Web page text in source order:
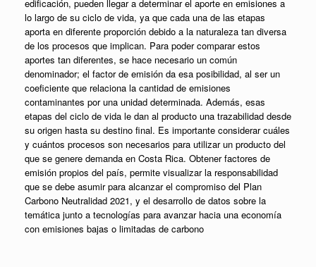
edificación, pueden llegar a determinar el aporte en emisiones a
lo largo de su ciclo de vida, ya que cada una de las etapas
aporta en diferente proporción debido a la naturaleza tan diversa
de los procesos que implican. Para poder comparar estos
aportes tan diferentes, se hace necesario un común
denominador; el factor de emisión da esa posibilidad, al ser un
coeficiente que relaciona la cantidad de emisiones
contaminantes por una unidad determinada. Además, esas
etapas del ciclo de vida le dan al producto una trazabilidad desde
su origen hasta su destino final. Es importante considerar cuáles
y cuántos procesos son necesarios para utilizar un producto del
que se genere demanda en Costa Rica. Obtener factores de
emisión propios del país, permite visualizar la responsabilidad
que se debe asumir para alcanzar el compromiso del Plan
Carbono Neutralidad 2021, y el desarrollo de datos sobre la
temática junto a tecnologías para avanzar hacia una economía
con emisiones bajas o limitadas de carbono